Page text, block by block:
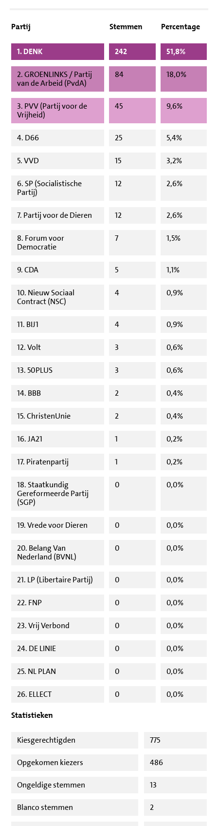
Partij Stemmen Percentage
1. DENK 242 51,8%
2. GROENLINKS / Partij
van de Arbeid (PvdA)
84 18,0%
3. PVV (Partij voor de
Vrijheid)
45 9,6%
4. D66 25 5,4%
5. VVD 15 3,2%
6. SP (Socialistische
Partij)
12 2,6%
7. Partij voor de Dieren 12 2,6%
8. Forum voor
Democratie
7 1,5%
9. CDA 5 1,1%
10. Nieuw Sociaal
Contract (NSC)
4 0,9%
11. BIJ1 4 0,9%
12. Volt 3 0,6%
13. 50PLUS 3 0,6%
14. BBB 2 0,4%
15. ChristenUnie 2 0,4%
16. JA21 1 0,2%
17. Piratenpartij 1 0,2%
18. Staatkundig
Gereformeerde Partij
(SGP)
0 0,0%
19. Vrede voor Dieren 0 0,0%
20. Belang Van
Nederland (BVNL)
0 0,0%
21. LP (Libertaire Partij) 0 0,0%
22. FNP 0 0,0%
23. Vrij Verbond 0 0,0%
24. DE LINIE 0 0,0%
25. NL PLAN 0 0,0%
26. ELLECT 0 0,0%
Statistieken
Kiesgerechtigden 775
Opgekomen kiezers 486
Ongeldige stemmen 13
Blanco stemmen 2